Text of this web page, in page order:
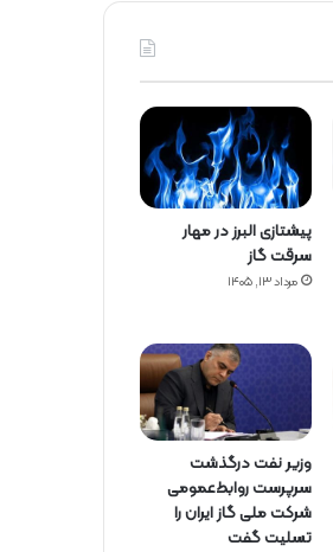
پیشتازی البرز در مهار
سرقت گاز
مرداد ۱۳, ۱۴۰۵
وزیر نفت درگذشت
سرپرست روابط‌عمومی
شرکت ملی گاز ایران را
تسلیت گفت